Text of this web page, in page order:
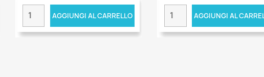
AGGIUNGI AL CARRELLO AGGIUNGI AL